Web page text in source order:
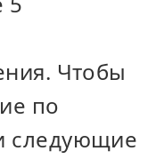
Чтобы
по
следующие